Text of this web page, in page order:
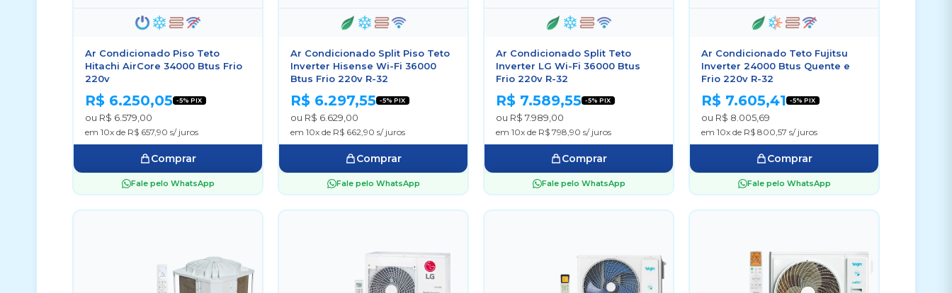
Ar Condicionado Piso Teto
Hitachi AirCore 34000 Btus Frio
220v
R$ 6.250,05 -5% PIX
ou R$ 6.579,00
em 10x de R$ 657,90 s/ juros
Comprar
Fale pelo WhatsApp
Ar Condicionado Split Piso Teto
Inverter Hisense Wi-Fi 36000
Btus Frio 220v R-32
R$ 6.297,55 -5% PIX
ou R$ 6.629,00
em 10x de R$ 662,90 s/ juros
Comprar
Fale pelo WhatsApp
Ar Condicionado Split Teto
Inverter LG Wi-Fi 36000 Btus
Frio 220v R-32
R$ 7.589,55 -5% PIX
ou R$ 7.989,00
em 10x de R$ 798,90 s/ juros
Comprar
Fale pelo WhatsApp
Ar Condicionado Teto Fujitsu
Inverter 24000 Btus Quente e
Frio 220v R-32
R$ 7.605,41 -5% PIX
ou R$ 8.005,69
em 10x de R$ 800,57 s/ juros
Comprar
Fale pelo WhatsApp